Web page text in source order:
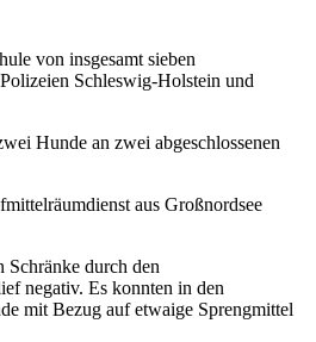
von insgesamt sieben
Schleswig-Holstein und
Hunde an zwei abgeschlossenen
aus Großnordsee
durch den
negativ. Es konnten in den
mit Bezug auf etwaige Sprengmittel